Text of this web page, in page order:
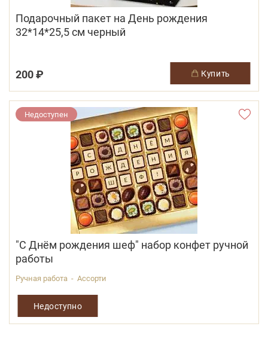
Подарочный пакет на День рождения
32*14*25,5 см черный
200 ₽ купить
Недоступен
"С Днём рождения шеф" набор конфет ручной
работы
Ручная работа - Ассорти
Недоступно